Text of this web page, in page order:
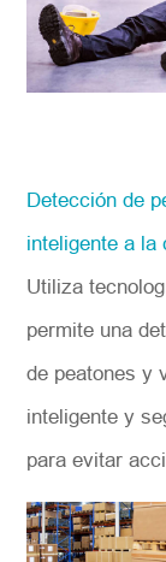
Detección de
inteligente a la
Utiliza
permite una
de peatones y
inteligente y
para evitar